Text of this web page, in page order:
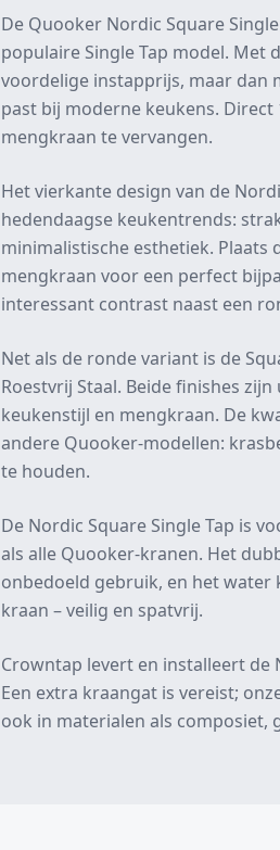
De Quooker Nordic Square
populaire Single Tap model. Met
voordelige instapprijs, maar dan
past bij moderne keukens. Direct
mengkraan te vervangen.
Het vierkante design van de
hedendaagse keukentrends:
minimalistische esthetiek. Plaats
mengkraan voor een perfect
interessant contrast naast een
Net als de ronde variant is de
Roestvrij Staal. Beide finishes
keukenstijl en mengkraan. De
andere Quooker-modellen:
te houden.
De Nordic Square Single Tap is
als alle Quooker-kranen. Het
onbedoeld gebruik, en het water
kraan – veilig en spatvrij.
Crowntap levert en installeert de
Een extra kraangat is vereist;
ook in materialen als composiet,